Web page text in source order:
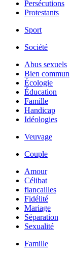
Persécutions
Protestants
Sport
Société
Abus sexuels
Bien commun
Écologie
Éducation
Famille
Handicap
Idéologies
Veuvage
Couple
Amour
Célibat
fiancailles
Fidélité
Mariage
Séparation
Sexualité
Famille